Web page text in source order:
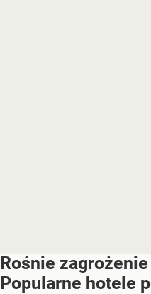
Rośnie
Popularne hotele